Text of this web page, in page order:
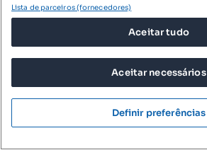
826,57 €/m²
Prédio em Marinha Grande
Marinha Grande, Marinha Grande, Leiria
Lista de parceiros (fornecedores)
Aceitar tudo
Aceitar necessários
Definir preferências